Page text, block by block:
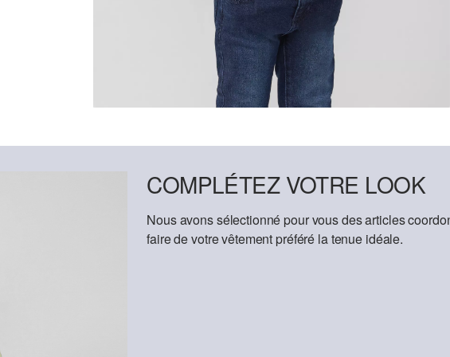
COMPLÉTEZ VOTRE LOOK
Nous avons sélectionné pour vous des articles
faire de votre vêtement préféré la tenue idéale.